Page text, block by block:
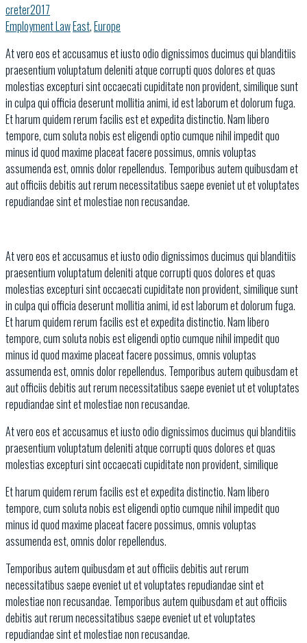
creter2017
Employment LawEast,Europe
At vero eos et accusamus et iusto odio dignissimos ducimus qui blanditiis
praesentium voluptatum deleniti atque corrupti quos dolores et quas
molestias excepturi sint occaecati cupiditate non provident, similique sunt
in culpa qui officia deserunt mollitia animi, id est laborum et dolorum fuga.
Et harum quidem rerum facilis est et expedita distinctio. Nam libero
tempore, cum soluta nobis est eligendi optio cumque nihil impedit quo
minus id quod maxime placeat facere possimus, omnis voluptas
assumenda est, omnis dolor repellendus. Temporibus autem quibusdam et
aut officiis debitis aut rerum necessitatibus saepe eveniet ut et voluptates
repudiandae sint et molestiae non recusandae.
At vero eos et accusamus et iusto odio dignissimos ducimus qui blanditiis
praesentium voluptatum deleniti atque corrupti quos dolores et quas
molestias excepturi sint occaecati cupiditate non provident, similique sunt
in culpa qui officia deserunt mollitia animi, id est laborum et dolorum fuga.
Et harum quidem rerum facilis est et expedita distinctio. Nam libero
tempore, cum soluta nobis est eligendi optio cumque nihil impedit quo
minus id quod maxime placeat facere possimus, omnis voluptas
assumenda est, omnis dolor repellendus. Temporibus autem quibusdam et
aut officiis debitis aut rerum necessitatibus saepe eveniet ut et voluptates
repudiandae sint et molestiae non recusandae.
At vero eos et accusamus et iusto odio dignissimos ducimus qui blanditiis
praesentium voluptatum deleniti atque corrupti quos dolores et quas
molestias excepturi sint occaecati cupiditate non provident, similique
Et harum quidem rerum facilis est et expedita distinctio. Nam libero
tempore, cum soluta nobis est eligendi optio cumque nihil impedit quo
minus id quod maxime placeat facere possimus, omnis voluptas
assumenda est, omnis dolor repellendus.
Temporibus autem quibusdam et aut officiis debitis aut rerum
necessitatibus saepe eveniet ut et voluptates repudiandae sint et
molestiae non recusandae. Temporibus autem quibusdam et aut officiis
debitis aut rerum necessitatibus saepe eveniet ut et voluptates
repudiandae sint et molestiae non recusandae.